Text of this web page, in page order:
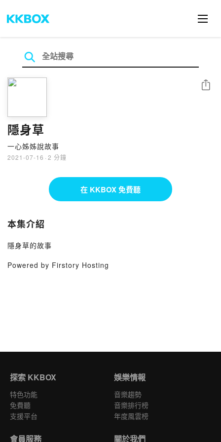
隱身草
一心姊姊說故事
2021-07-16 · 2 分鐘
分享
在 KKBOX 免費聽
本集介紹
隱身草的故事
Powered by Firstory Hosting
探索 KKBOX
特色功能
免費聽
支援平台
娛樂情報
音樂趨勢
音樂排行榜
年度風雲榜
會員服務 關於我們